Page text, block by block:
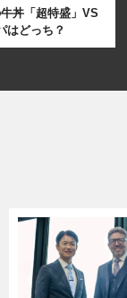
丼「超特盛」VS
はどっち？